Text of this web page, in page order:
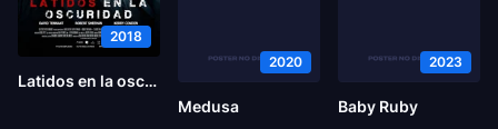
2018
Latidos en la oscuridad
2020
Medusa
2023
Baby Ruby